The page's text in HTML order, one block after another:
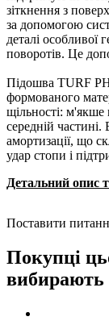
зіткнення з
за допомогою
деталі
поворотів. Це
Підошва TURF
формованого
щільності: м'якше
середній
амортизації, що
удар стопи і
Детальний опис
Поставити
Покупці
вибирають